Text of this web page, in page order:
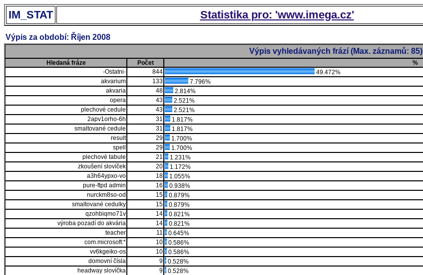
IM_STAT Statistika pro: 'www.imega.cz'
Výpis za období: Říjen 2008
Výpis vyhledávaných frází (Max. záznamů: 85)
Hledaná fráze Počet
%
-Ostatni-
844
49.472%
akvarium
133
7.796%
akvaria
48
2.814%
opera
43
2.521%
plechové cedule
43
2.521%
2apv1orho-6h
31
1.817%
smaltované cedule
31
1.817%
result
29
1.700%
spell
29
1.700%
plechové tabule
21
1.231%
zkoušení slovíček
20
1.172%
a3h64ypxo-vo
18
1.055%
pure-ftpd admin
16
0.938%
nurckm8so-od
15
0.879%
smaltované cedulky
15
0.879%
qzohbiqmo71v
14
0.821%
výroba pozadí do akvária
14
0.821%
teacher
11
0.645%
com.microsoft:*
10
0.586%
vv6kgeiko-os
10
0.586%
domovní čísla
9
0.528%
headway slovíčka
9
0.528%